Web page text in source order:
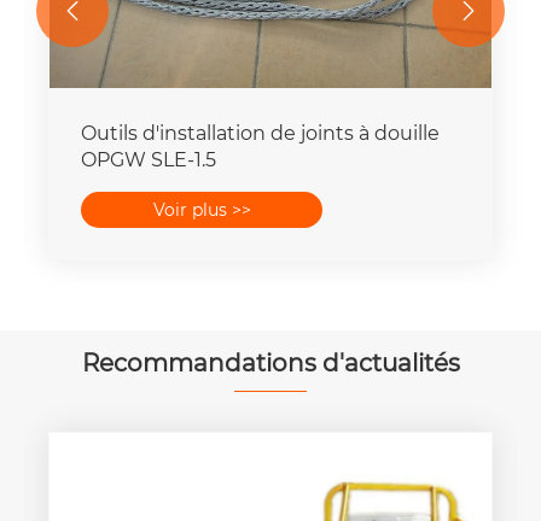
Outils d'installation de joints à douille
OPGW SLE-1.5
Voir plus >>
 
Recommandations d'actualités